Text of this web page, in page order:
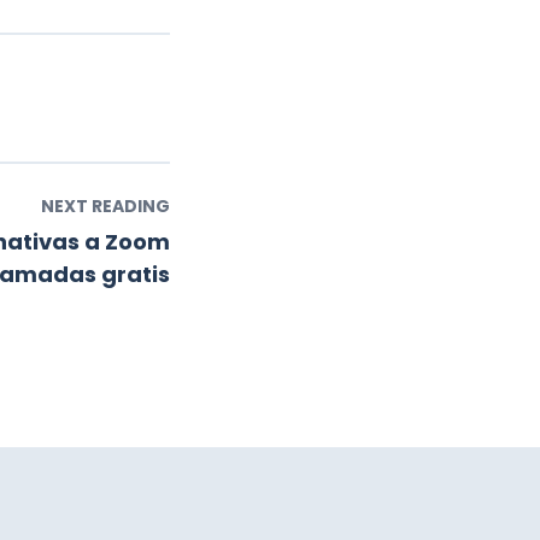
NEXT READING
a Zoom
gratis